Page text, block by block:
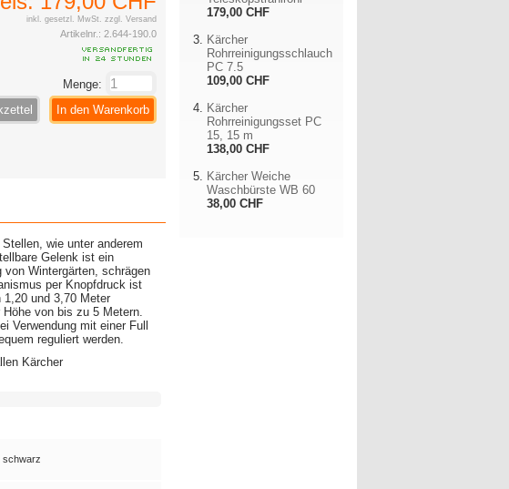
inkl. gesetzl. MwSt. zzgl. Versand
Artikelnr.: 2.644-190.0
Menge:
In den Warenkorb
wie unter anderem
Gelenk ist ein
von Wintergärten, schrägen
per Knopfdruck ist
und 3,70 Meter
von bis zu 5 Metern.
Verwendung mit einer Full
reguliert werden.
Kärcher
schwarz
179,00 CHF
Kärcher
Rohrreinigungsschlauch
PC 7.5
109,00 CHF
Kärcher
Rohrreinigungsset PC
15, 15 m
138,00 CHF
Kärcher Weiche
Waschbürste WB 60
38,00 CHF